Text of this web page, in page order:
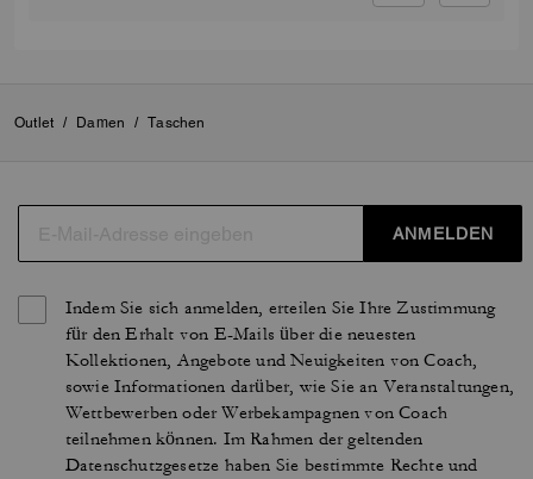
Outlet / Damen / Taschen
ANMELDEN
Indem Sie sich anmelden, erteilen Sie Ihre Zustimmung
für den Erhalt von E-Mails über die neuesten
Kollektionen, Angebote und Neuigkeiten von Coach,
sowie Informationen darüber, wie Sie an Veranstaltungen,
Wettbewerben oder Werbekampagnen von Coach
teilnehmen können. Im Rahmen der geltenden
Datenschutzgesetze haben Sie bestimmte Rechte und